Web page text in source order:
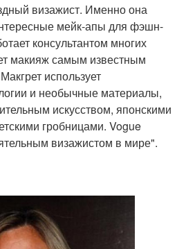
визажист. Именно она
мейк-апы для фэшн-
консультантом многих
макияж самым известным
использует
и необычные материалы,
искусством, японскими
гробницами. Vogue
визажистом в мире".